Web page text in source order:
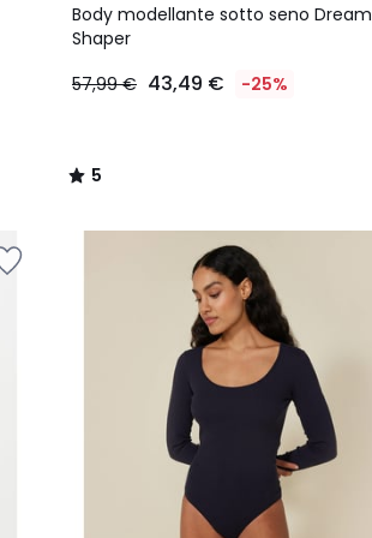
Body modellante sotto seno Dream
Shaper
57,99 € 43,49 € -25%
/
5
5
/